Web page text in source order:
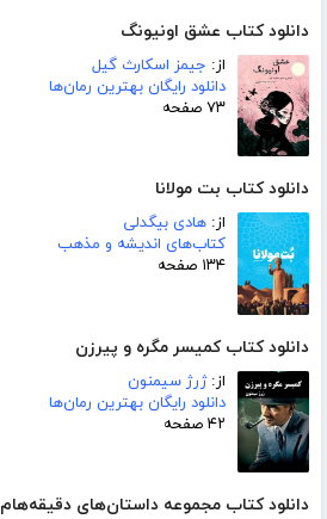
دانلود کتاب عشق اونیونگ
از: جیمز اسکارث گیل
دانلود رایگان بهترین رمان‌ها
۷۳ صفحه
دانلود کتاب بت مولانا
از: هادی بیگدلی
کتاب‌های اندیشه و مذهب
۱۳۴ صفحه
دانلود کتاب کمیسر مگره و پیرزن
از:ژرژ سیمنون
دانلود رایگان بهترین رمان‌ها
۴۲ صفحه
دانلود کتاب مجموعه داستان‌های دقیقه‌هام